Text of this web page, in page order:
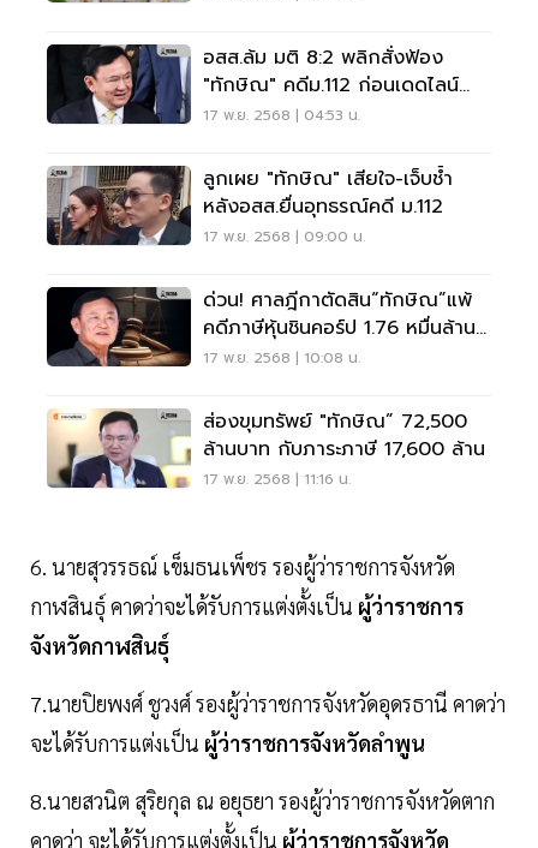
อสส.ล้ม มติ 8:2 พลิกสั่งฟ้อง
"ทักษิณ" คดีม.112 ก่อนเดดไลน์
อุทธรณ์ 21 พ.ย.
17 พ.ย. 2568 | 04:53 น.
ลูกเผย "ทักษิณ" เสียใจ-เจ็บช้ำ
หลังอสส.ยื่นอุทธรณ์คดี ม.112
17 พ.ย. 2568 | 09:00 น.
ด่วน! ศาลฎีกาตัดสิน“ทักษิณ”แพ้
คดีภาษีหุ้นชินคอร์ป 1.76 หมื่นล้าน
บาท
17 พ.ย. 2568 | 10:08 น.
ส่องขุมทรัพย์ "ทักษิณ” 72,500
ล้านบาท กับภาระภาษี 17,600 ล้าน
17 พ.ย. 2568 | 11:16 น.
6. นายสุวรรธณ์ เข็มธนเพ็ชร รองผู้ว่าราชการจังหวัด
กาฬสินธุ์ คาดว่าจะได้รับการแต่งตั้งเป็น ผู้ว่าราชการ
จังหวัดกาฬสินธุ์
7.นายปิยพงศ์ ชูวงศ์ รองผู้ว่าราชการจังหวัดอุดรธานี คาดว่า
จะได้รับการแต่งเป็น ผู้ว่าราชการจังหวัดลำพูน
8.นายสวนิต สุริยกุล ณ อยุธยา รองผู้ว่าราชการจังหวัดตาก
คาดว่า จะได้รับการแต่งตั้งเป็น ผู้ว่าราชการจังหวัด